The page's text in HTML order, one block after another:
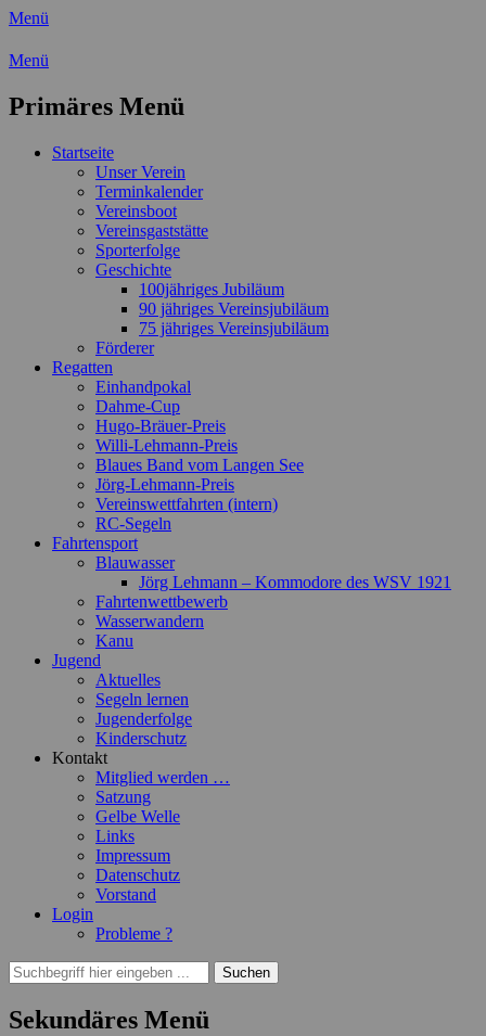
Menü
Wassersport-Verein 1921 e.V.
Freizeit mit der ganzen Familie
Menü
Primäres Menü
Zum
Startseite
Unser Verein
Terminkalender
Vereinsboot
Vereinsgaststätte
Sporterfolge
Geschichte
100jähriges Jubiläum
90 jähriges Vereinsjubiläum
75 jähriges Vereinsjubiläum
Förderer
Regatten
Einhandpokal
Dahme-Cup
Hugo-Bräuer-Preis
Willi-Lehmann-Preis
Blaues Band vom Langen See
Jörg-Lehmann-Preis
Vereinswettfahrten (intern)
RC-Segeln
Fahrtensport
Blauwasser
Jörg Lehmann – Kommodore des WSV 1921
Fahrtenwettbewerb
Wasserwandern
Kanu
Jugend
Aktuelles
Segeln lernen
Jugenderfolge
Kinderschutz
Kontakt
Mitglied werden …
Satzung
Gelbe Welle
Links
Impressum
Datenschutz
Vorstand
Login
Probleme ?
Suchen
Suchen
nach:
Sekundäres Menü